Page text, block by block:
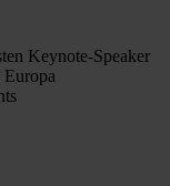
Keynote-Speaker